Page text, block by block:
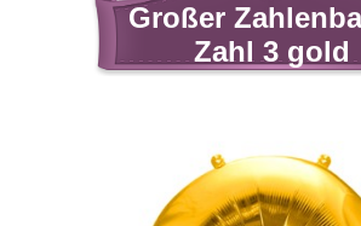
Großer
Zahl 3 gold